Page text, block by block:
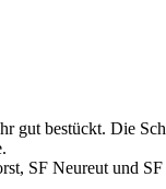
bestückt. Die
SF Neureut und SF